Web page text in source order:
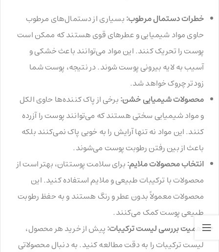
خطرات دستمال مرطوب:بسیاری از دستمال‌های مرطوب
حاوی مواد شیمیایی و عطرهای قوی هستند که ممکن است
پوست را تحریک کنند. این مواد می‌توانند باعث خشکی و
آسیب به لایه بیرونی پوست شوند. در نتیجه، پوست شما
زودتر چروک خواهد شد.
محصولات شیمیایی خشن:برخی از پاک کننده‌ها حاوی الکل
و مواد شیمیایی سختی هستند که می‌توانند پوست را آزرده
کنند. این مواد نه تنها آرایش را به خوبی پاک نمی‌کنند بلکه
باعث از بین رفتن رطوبت پوست می‌شوند.
انتخاب محصولات ملایم:برای سلامت پوستتان، بهتر است از
محصولات با ترکیبات طبیعی و ملایم استفاده کنید. این
محصولات معمولاً بدون عطر و رنگ هستند و به حفظ رطوبت
طبیعی پوست کمک می‌کنند.
اهمیت بررسی لیست ترکیبات:پیش از خرید هر محصول،
لیست ترکیبات را به دقت مطالعه کنید. به دنبال محصولاتی